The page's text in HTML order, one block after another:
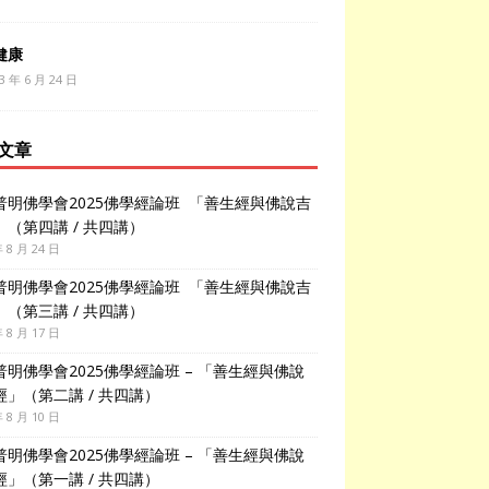
康
年 6 月 24 日
章
明佛學會2025佛學經論班 「善生經與佛說吉
（第四講 / 共四講）
8 月 24 日
明佛學會2025佛學經論班 「善生經與佛說吉
（第三講 / 共四講）
8 月 17 日
明佛學會2025佛學經論班 – 「善生經與佛說
」（第二講 / 共四講）
8 月 10 日
明佛學會2025佛學經論班 – 「善生經與佛說
」（第一講 / 共四講）